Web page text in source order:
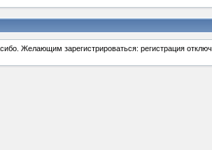
Желающим зарегистрироваться: регистрация